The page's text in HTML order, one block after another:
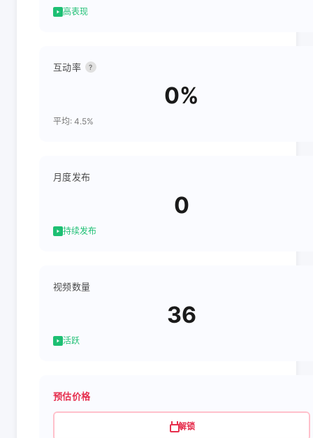
高表现
互动率 ?
0%
平均: 4.5%
月度发布
0
持续发布
视频数量
36
活跃
预估价格
解锁